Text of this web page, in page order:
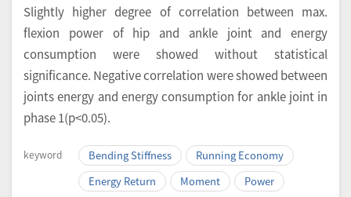
Slightly higher degree of correlation between max.
flexion power of hip and ankle joint and energy
consumption were showed without statistical
significance. Negative correlation were showed between
joints energy and energy consumption for ankle joint in
phase 1(p<0.05).
keyword Bending Stiffness
Running Economy
Energy Return
Moment Power